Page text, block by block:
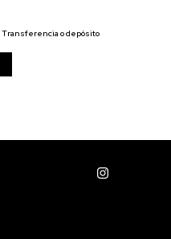
Transferencia o depósito